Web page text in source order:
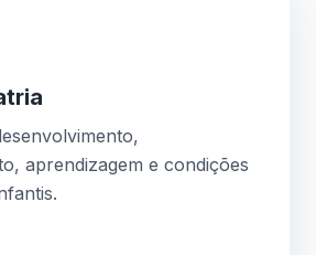
aprendizagem e condições